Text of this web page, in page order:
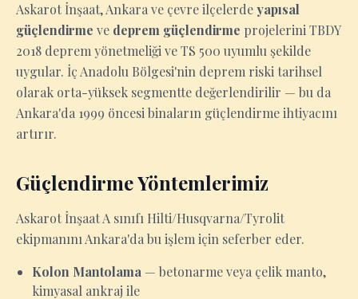
Askarot İnşaat, Ankara ve çevre ilçelerdeyapısal
güçlendirme ve deprem güçlendirme projelerini TBDY
2018 deprem yönetmeliği ve TS 500 uyumlu şekilde
uygular. İç Anadolu Bölgesi'nin deprem riski tarihsel
olarak orta-yüksek segmentte değerlendirilir — bu da
Ankara'da 1999 öncesi binaların güçlendirme ihtiyacını
artırır.
Güçlendirme Yöntemlerimiz
Askarot İnşaat A sınıfı Hilti/Husqvarna/Tyrolit
ekipmanını Ankara'da bu işlem için seferber eder.
Kolon Mantolama — betonarme veya çelik manto,
kimyasal ankraj ile